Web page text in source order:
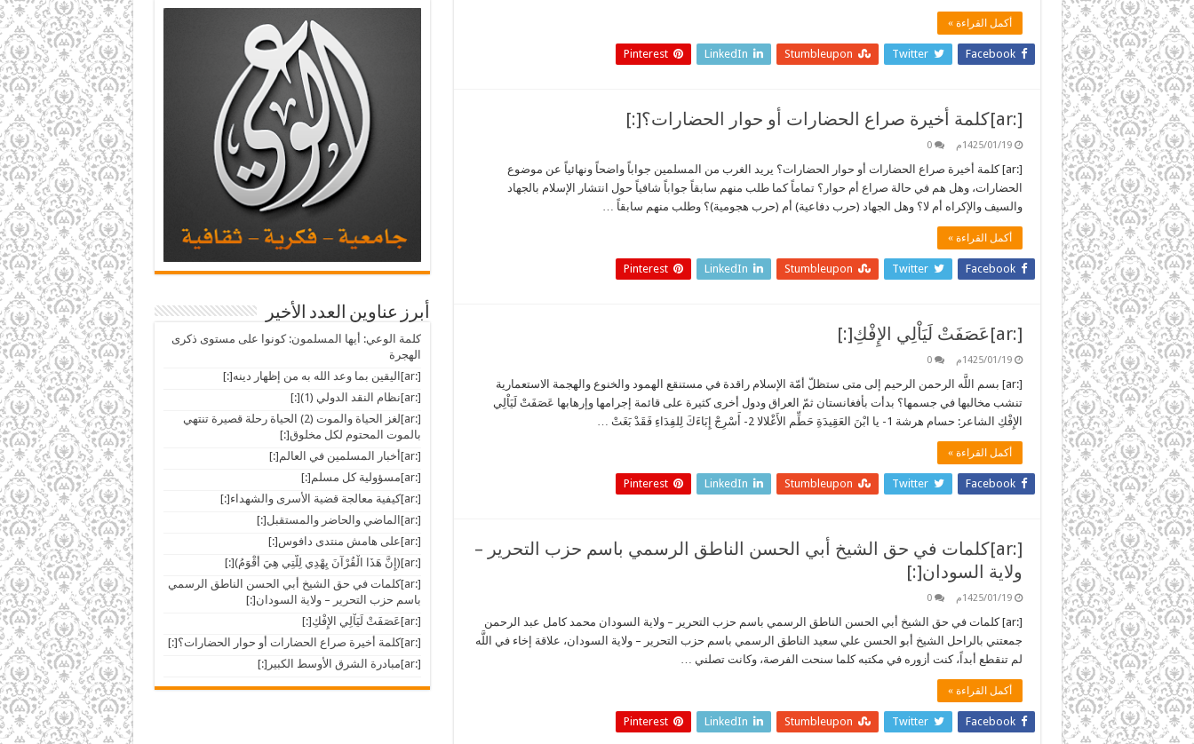
أكمل القراءة »
Facebook
Twitter
Stumbleupon
LinkedIn
Pinterest
[:ar]كلمة أخيرة صراع الحضارات أو حوار الحضارات؟[:]
1425/01/19م 0
[:ar] كلمة أخيرة صراع الحضارات أو حوار الحضارات؟ يريد الغرب من المسلمين جواباً واضحاً ونهائياً عن موضوع
الحضارات، وهل هم في حالة صراع أم حوار؟ تماماً كما طلب منهم سابقاً جواباً شافياً حول انتشار الإسلام بالجهاد
والسيف والإكراه أم لا؟ وهل الجهاد (حرب دفاعية) أم (حرب هجومية)؟ وطلب منهم سابقاً …
أكمل القراءة »
Facebook
Twitter
Stumbleupon
LinkedIn
Pinterest
[:ar]عَصَفَتْ لَيَاْلِي الإِفْكِ[:]
1425/01/19م 0
[:ar] بسم اللَّه الرحمن الرحيم إلى متى ستظلّ أمّة الإسلام راقدة في مستنقع الهمود والخنوع والهجمة الاستعمارية
تنشب مخالبها في جسمها؟ بدأت بأفغانستان ثمّ العراق ودول أخرى كثيرة على قائمة إجرامها وإرهابها عَصَفَتْ لَيَاْلِي
الإِفْكِ الشاعر: حسام هرشة 1- يا ابْنَ العَقِيدَةِ حَطِّم الأَغْلالا 2- أَسْرِجْ إِبَاءَكَ لِلفِدَاءِ فَقَدْ بَغَتْ …
أكمل القراءة »
Facebook
Twitter
Stumbleupon
LinkedIn
Pinterest
[:ar]كلمات في حق الشيخ أبي الحسن الناطق الرسمي باسم حزب التحرير –
ولاية السودان[:]
1425/01/19م 0
[:ar] كلمات في حق الشيخ أبي الحسن الناطق الرسمي باسم حزب التحرير – ولاية السودان محمد كامل عبد الرحمن
جمعتني بالراحل الشيخ أبو الحسن علي سعيد الناطق الرسمي باسم حزب التحرير – ولاية السودان، علاقة إخاء في اللَّه
لم تنقطع أبداً، كنت أزوره في مكتبه كلما سنحت الفرصة، وكانت تصلني …
أكمل القراءة »
Facebook
Twitter
Stumbleupon
LinkedIn
Pinterest
أبرز عناوين العدد الأخير
كلمة الوعي: أيها المسلمون: كونوا على مستوى ذكرى
الهجرة
[:ar]اليقين بما وعد الله به من إظهار دينه[:]
[:ar]نظام النقد الدولي (1)[:]
[:ar]لغز الحياة والموت (2) الحياة رحلة قصيرة تنتهي
بالموت المحتوم لكل مخلوق[:]
[:ar]أخبار المسلمين في العالم[:]
[:ar]مسؤولية كل مسلم[:]
[:ar]كيفية معالجة قضية الأسرى والشهداء[:]
[:ar]الماضي والحاضر والمستقبل[:]
[:ar]على هامش منتدى دافوس[:]
[:ar](إِنَّ هَذَا الْقُرْآنَ يِهْدِي لِلَّتِي هِيَ أَقْوَمُ)[:]
[:ar]كلمات في حق الشيخ أبي الحسن الناطق الرسمي
باسم حزب التحرير – ولاية السودان[:]
[:ar]عَصَفَتْ لَيَاْلِي الإِفْكِ[:]
[:ar]كلمة أخيرة صراع الحضارات أو حوار الحضارات؟[:]
[:ar]مبادرة الشرق الأوسط الكبير[:]